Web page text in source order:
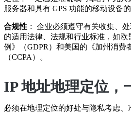
服务器和具有 GPS 功能的移动设备的
合规性 ： 企业必须遵守有关收集、
的适用法律、法规和行业标准，如
例》（GDPR）和美国的《加州消费
（CCPA）。
IP 地址地理定位，
必须在地理定位的好处与隐私考虑